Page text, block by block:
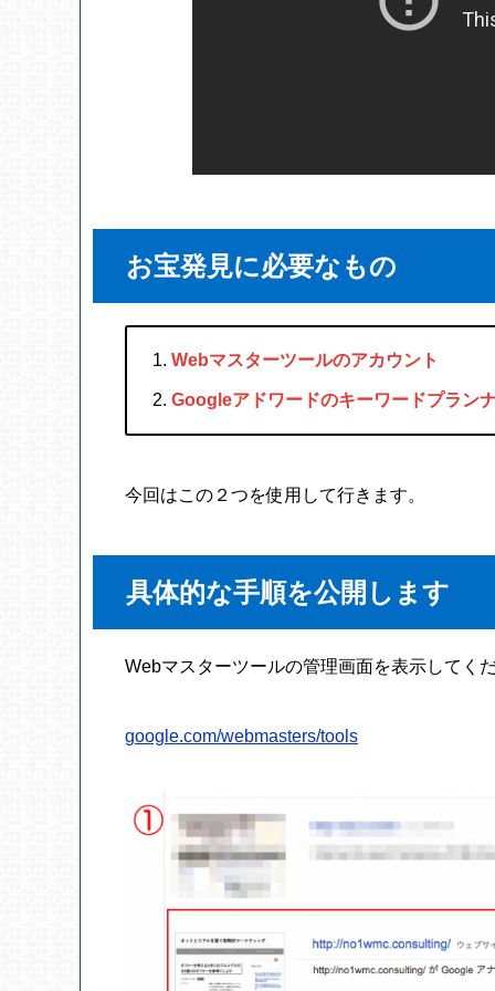
お宝発見に必要なもの
Webマスターツールのアカウント
Googleアドワードのキーワードプラン
今回はこの２つを使用して行きます。
具体的な手順を公開します
Webマスターツールの管理画面を表示してく
google.com/webmasters/tools